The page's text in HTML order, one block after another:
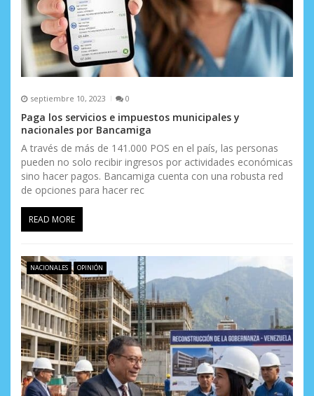
a
d
a
s septiembre 10, 2023 0
Paga los servicios e impuestos municipales y
nacionales por Bancamiga
A través de más de 141.000 POS en el país, las personas
pueden no solo recibir ingresos por actividades económicas
sino hacer pagos. Bancamiga cuenta con una robusta red
de opciones para hacer rec
READ MORE
NACIONALES OPINIÓN